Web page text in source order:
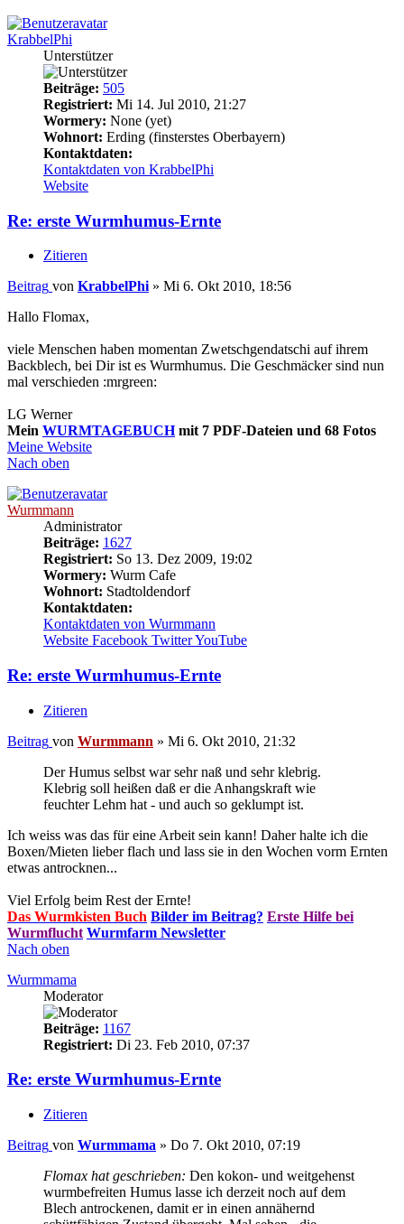
KrabbelPhi
Unterstützer
Beiträge: 505
Registriert: Mi 14. Jul 2010, 21:27
Wormery: None (yet)
Wohnort: Erding (finsterstes Oberbayern)
Kontaktdaten:
Kontaktdaten von KrabbelPhi
Website
Re: erste Wurmhumus-Ernte
Zitieren
Beitrag von KrabbelPhi » Mi 6. Okt 2010, 18:56
Hallo Flomax,
viele Menschen haben momentan Zwetschgendatschi auf ihrem
Backblech, bei Dir ist es Wurmhumus. Die Geschmäcker sind nun
mal verschieden :mrgreen:
LG Werner
Mein WURMTAGEBUCHmit 7 PDF-Dateien und 68 Fotos
Meine Website
Nach oben
Wurmmann
Administrator
Beiträge: 1627
Registriert: So 13. Dez 2009, 19:02
Wormery: Wurm Cafe
Wohnort: Stadtoldendorf
Kontaktdaten:
Kontaktdaten von Wurmmann
Website Facebook TwitterYouTube
Re: erste Wurmhumus-Ernte
Zitieren
Beitrag von Wurmmann » Mi 6. Okt 2010, 21:32
Der Humus selbst war sehr naß und sehr klebrig.
Klebrig soll heißen daß er die Anhangskraft wie
feuchter Lehm hat - und auch so geklumpt ist.
Ich weiss was das für eine Arbeit sein kann! Daher halte ich die
Boxen/Mieten lieber flach und lass sie in den Wochen vorm Ernten
etwas antrocknen...
Viel Erfolg beim Rest der Ernte!
Das Wurmkisten Buch Bilder im Beitrag? Erste Hilfe bei
Wurmflucht Wurmfarm Newsletter
Nach oben
Wurmmama
Moderator
Beiträge: 1167
Registriert: Di 23. Feb 2010, 07:37
Re: erste Wurmhumus-Ernte
Zitieren
Beitrag von Wurmmama » Do 7. Okt 2010, 07:19
Flomax hat geschrieben: Den kokon- und weitgehenst
wurmbefreiten Humus lasse ich derzeit noch auf dem
Blech antrockenen, damit er in einen annähernd